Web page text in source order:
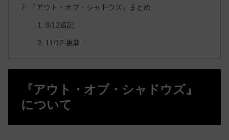
『アウト・オブ・シャドウズ』まとめ
9/12追記
11/12 更新
『アウト・オブ・シャドウズ』
について